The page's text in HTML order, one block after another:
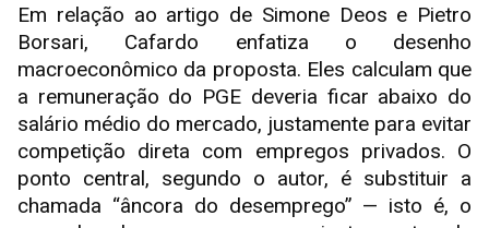
Em relação ao artigo de Simone Deos e Pietro
Borsari, Cafardo enfatiza o desenho
macroeconômico da proposta. Eles calculam que
a remuneração do PGE deveria ficar abaixo do
salário médio do mercado, justamente para evitar
competição direta com empregos privados. O
ponto central, segundo o autor, é substituir a
chamada “âncora do desemprego” — isto é, o